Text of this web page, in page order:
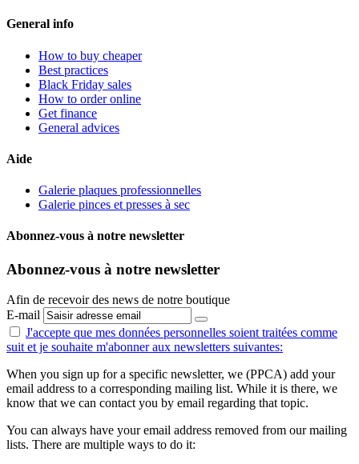
General info
How to buy cheaper
Best practices
Black Friday sales
How to order online
Get finance
General advices
Aide
Galerie plaques professionnelles
Galerie pinces et presses à sec
Abonnez-vous à notre newsletter
Abonnez-vous à notre newsletter
Afin de recevoir des news de notre boutique
E-mail
J'accepte que mes données personnelles soient traitées comme
suit et je souhaite m'abonner aux newsletters suivantes:
When you sign up for a specific newsletter, we (PPCA) add your
email address to a corresponding mailing list. While it is there, we
know that we can contact you by email regarding that topic.
You can always have your email address removed from our mailing
lists. There are multiple ways to do it: